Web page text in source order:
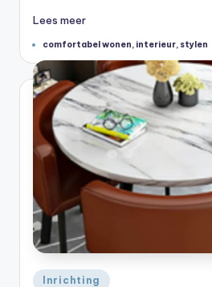
Lees meer
Tags:comfortabel wonen, interieur, stylen
Geplaatst
Inrichting